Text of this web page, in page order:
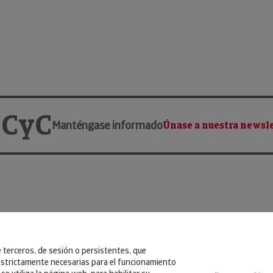
Manténgase informadoÚnase a nuestra
de sesión o persistentes, que
necesarias para el funcionamiento